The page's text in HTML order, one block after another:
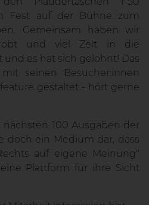
Fest auf der Bühne zum
Gemeinsam haben wir
und viel Zeit in die
es hat sich gelohnt! Das
seinen Besucher:innen
gestaltet - hört gerne
100 Ausgaben der
doch ein Medium dar, dass
auf eigene Meinung"
Plattform für ihre Sicht